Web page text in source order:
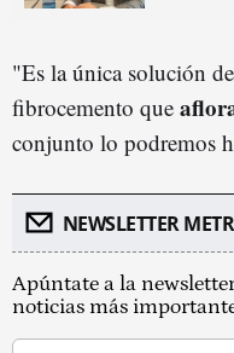
"Es la única solución
fibrocemento que
conjunto lo podremos
NEWSLETTER
Apúntate a la
noticias más